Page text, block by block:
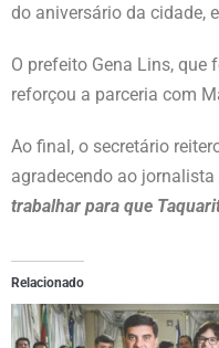
do aniversário da cidade,
O prefeito Gena Lins,
reforçou a parceria com
Ao final, o secretário
agradecendo ao jornalista
trabalhar para que
Relacionado